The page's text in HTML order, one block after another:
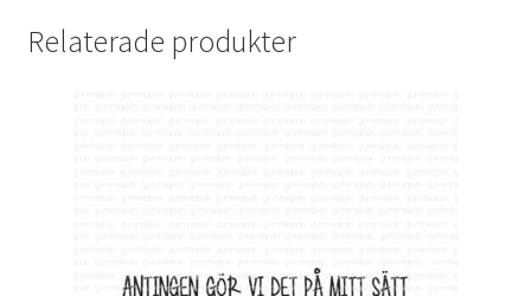
Relaterade produkter